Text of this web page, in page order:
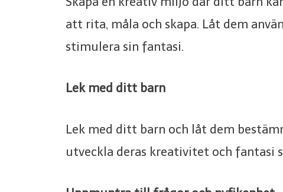
att rita, måla och skapa. Låt dem
stimulera sin fantasi.
Lek med ditt barn
Lek med ditt barn och låt dem
utveckla deras kreativitet och fantasi